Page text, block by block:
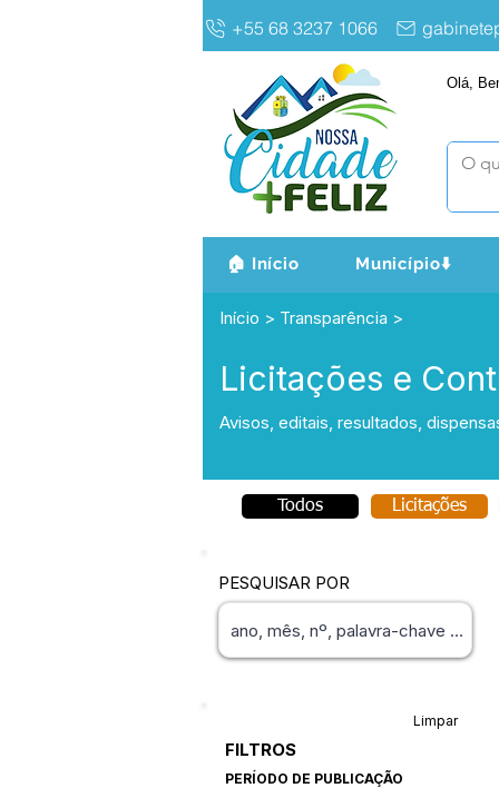
+55 68 3237 1066
Olá,
🏠 Início Município⬇️
Início > Transparência >
Licitações e
Avisos, editais, resultados,
Todos Licitações
PESQUISAR POR
Limpar
FILTROS
PERÍODO DE PUBLICAÇÃO